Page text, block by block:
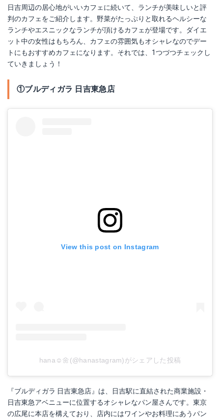
日吉周辺の居心地がいいカフェに続いて、ランチが美味しいと評
判のカフェをご紹介します。野菜がたっぷりと取れるヘルシーな
ランチやエスニックなランチが頂けるカフェが登場です。ダイエ
ット中の女性はもちろん、カフェの雰囲気もオシャレなのでデー
トにもおすすめカフェになります。それでは、1つづつチェックし
ていきましょう！
①ブルディガラ 日吉東急店
View this post on Instagram
hana☺︎🌼(@hanastagram)がシェアした投稿
『ブルディガラ 日吉東急店』は、日吉駅に直結された商業施設・
日吉東急アベニューに位置するオシャレなパン屋さんです。東京
の広尾に本店を構えており、店内にはワインやお料理にあうパン